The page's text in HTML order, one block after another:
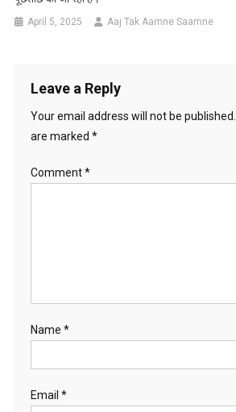
April 5, 2025 Aaj Tak Aamne Saamne
Leave a Reply
Your email address will not be published.
are marked *
Comment*
Name *
Email *